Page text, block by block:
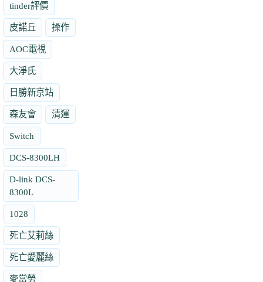
tinder評價
皮諾丘 操作
AOC電視
大淨氏
日勝新京站
森友會 清運
Switch
DCS-8300LH
D-link DCS-
8300L
1028
死亡艾莉絲
死亡愛麗絲
麥當勞